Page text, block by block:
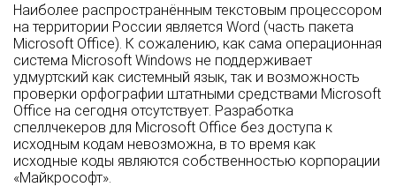
Наиболее распространённым текстовым процессором
на территории России является Word (часть пакета
Microsoft Office). К сожалению, как сама операционная
система Microsoft Windows не поддерживает
удмуртский как системный язык, так и возможность
проверки орфографии штатными средствами Microsoft
Office на сегодня отсутствует. Разработка
спеллчекеров для Microsoft Office без доступа к
исходным кодам невозможна, в то время как
исходные коды являются собственностью корпорации
«Майкрософт».